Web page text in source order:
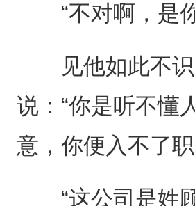
“不对啊，是你
见他如此不识
说：“你是听不懂
意，你便入不了
“这公司是姓顾